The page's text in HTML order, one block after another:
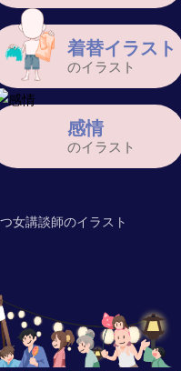
女講談師のイラスト
着替イラスト
のイラスト
感情
のイラスト